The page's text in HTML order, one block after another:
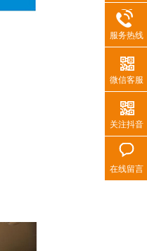
服务热线
微信客服
关注抖音
在线留言